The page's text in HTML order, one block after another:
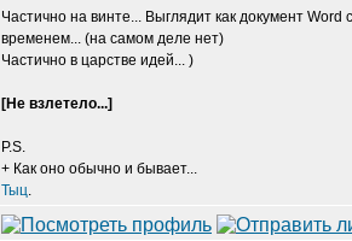
Частично на винте... Выглядит как документ
временем... (на самом деле нет)
Частично в царстве идей... )
[Не взлетело...]
P.S.
+ Как оно обычно и бывает...
Тыц.